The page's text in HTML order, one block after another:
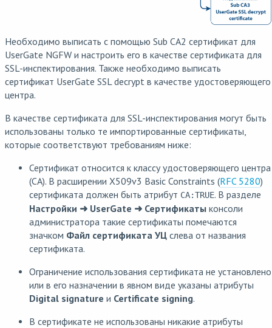
Необходимо выписать с помощью Sub CA2 сертификат для
UserGate NGFW и настроить его в качестве сертификата для
SSL-инспектирования. Также необходимо выписать
сертификат UserGate SSL decrypt в качестве удостоверяющего
центра.
В качестве сертификата для SSL-инспектирования могут быть
использованы только те импортированные сертификаты,
которые соответствуют требованиям ниже:
Сертификат относится к классу удостоверяющего центра
(CA). В расширении X509v3 Basic Constraints (RFC 5280)
сертификата должен быть атрибут CA:TRUE. В разделе
Настройки ➜ UserGate ➜ Сертификаты консоли
администратора такие сертификаты помечаются
значком Файл сертификата УЦ слева от названия
сертификата.
Ограничение использования сертификата не установлено
или в его назначении в явном виде указаны атрибуты
Digital signature и Certificate signing.
В сертификате не использованы никакие атрибуты